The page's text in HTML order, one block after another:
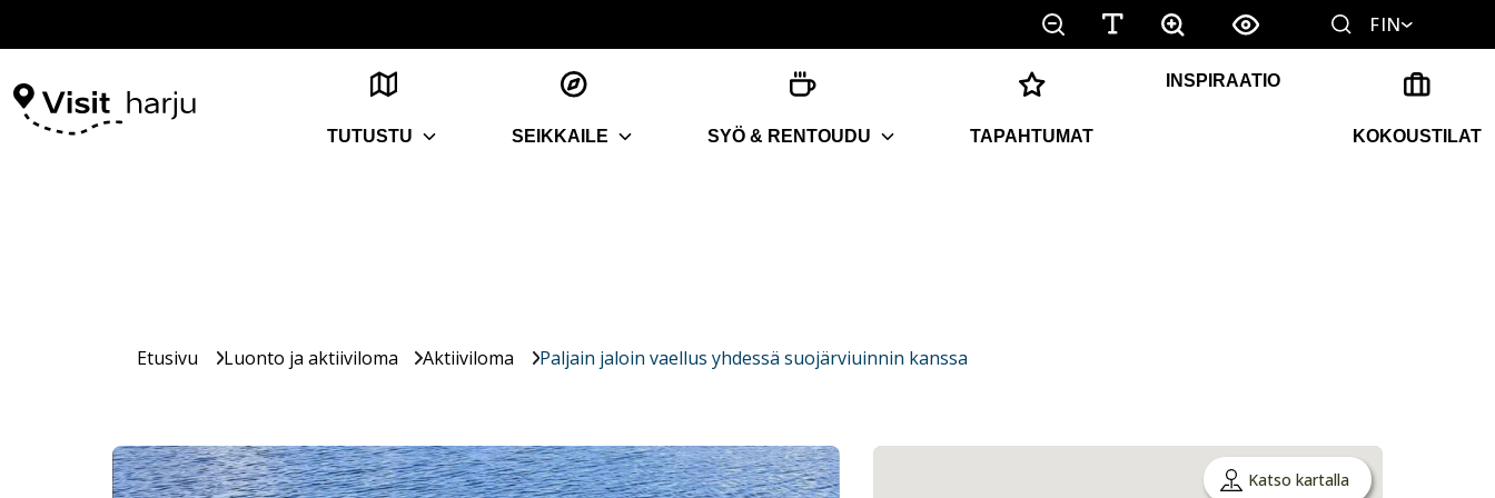
FIN
TUTUSTU SEIKKAILE SYÖ & RENTOUDU TAPAHTUMAT
INSPIRAATIO
KOKOUSTILAT
Etusivu Luonto ja aktiiviloma Aktiiviloma Paljain jaloin vaellus yhdessä suojärviuinnin kanssa
Katso kartalla